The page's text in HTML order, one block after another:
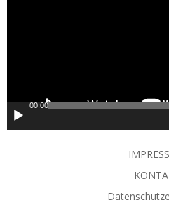
00:00